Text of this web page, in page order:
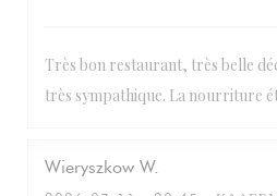
Très bon restaurant, très belle
très sympathique. La nourriture
Wieryszkow W